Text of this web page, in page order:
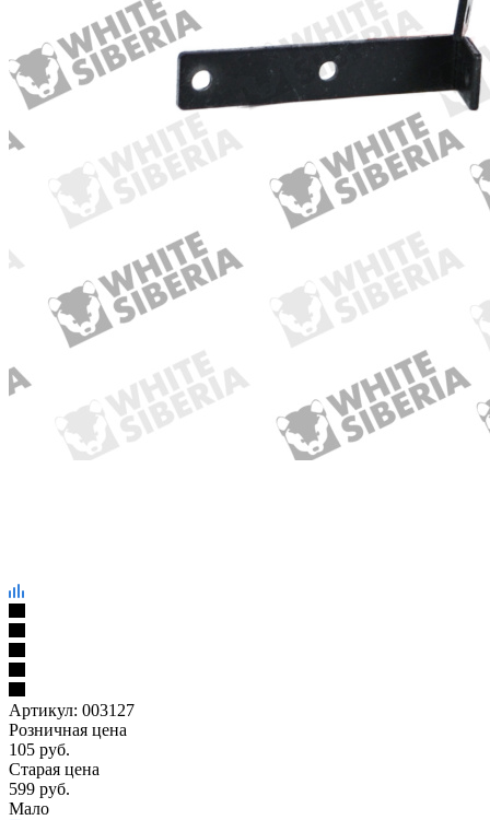
Артикул: 003127
Розничная цена
105 руб.
Старая цена
599 руб.
Мало